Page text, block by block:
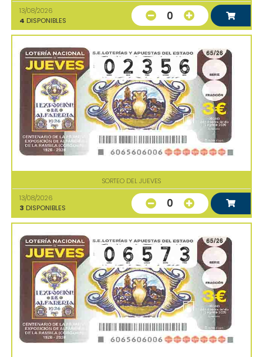
13/08/2026
4 DISPONIBLES 0
SORTEO DEL JUEVES
13/08/2026
3 DISPONIBLES 0